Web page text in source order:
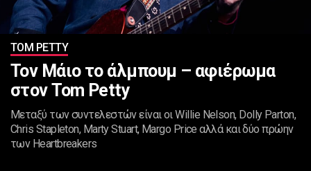
TOM PETTY
Τον Μάιο το άλμπουμ – αφιέρωμα
στον Tom Petty
Μεταξύ των συντελεστών είναι οι Willie Nelson, Dolly Parton,
Chris Stapleton, Marty Stuart, Margo Price αλλά και δύο πρώην
των Heartbreakers